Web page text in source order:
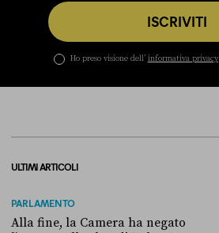
ISCRIVITI
Ho preso visione dell’ informativa privacy
ULTIMI ARTICOLI
PARLAMENTO
Alla fine, la Camera ha negato